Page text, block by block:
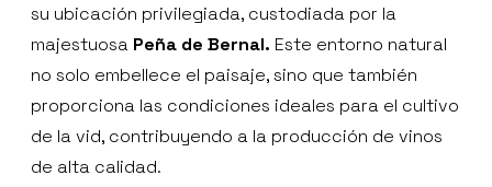
su ubicación privilegiada, custodiada por la
majestuosa Peña de Bernal. Este entorno natural
no solo embellece el paisaje, sino que también
proporciona las condiciones ideales para el cultivo
de la vid, contribuyendo a la producción de vinos
de alta calidad.